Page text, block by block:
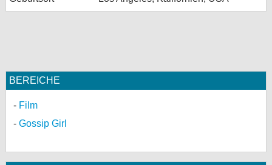
BEREICHE
Film
Gossip Girl